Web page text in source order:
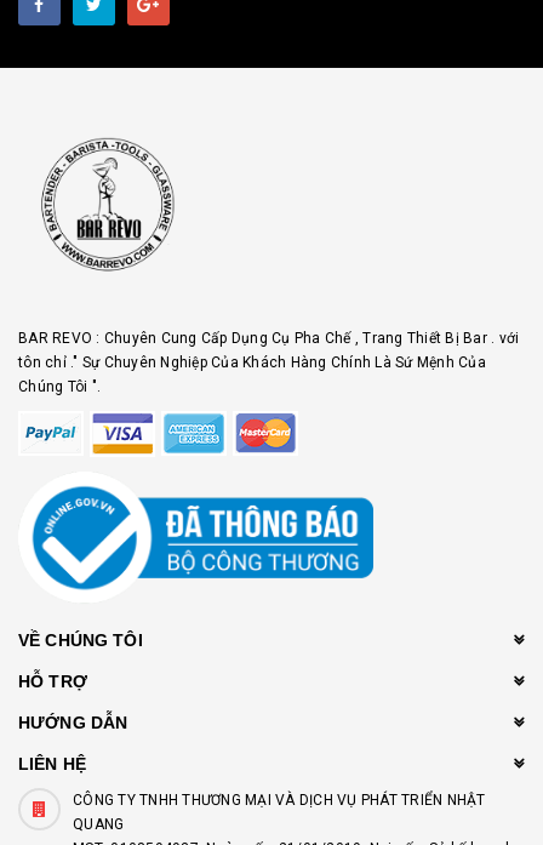
BAR REVO : Chuyên Cung Cấp Dụng Cụ Pha Chế , Trang Thiết Bị Bar . với
tôn chỉ ." Sự Chuyên Nghiệp Của Khách Hàng Chính Là Sứ Mệnh Của
Chúng Tôi ".
VỀ CHÚNG TÔI
HỖ TRỢ
HƯỚNG DẪN
LIÊN HỆ
CÔNG TY TNHH THƯƠNG MẠI VÀ DỊCH VỤ PHÁT TRIỂN NHẬT
QUANG